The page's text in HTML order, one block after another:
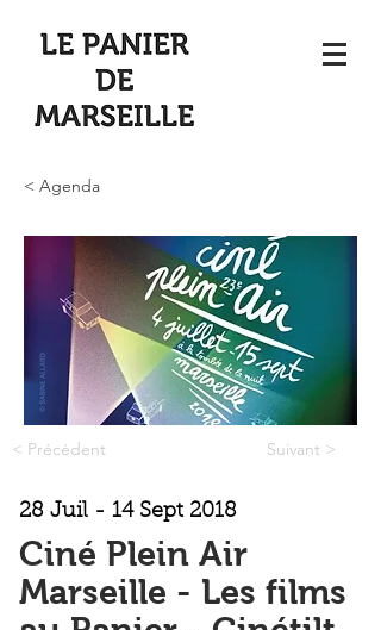
< Agenda
< Précédent Suivant >
28 Juil - 14 Sept 2018
Ciné Plein Air
Marseille - Les films